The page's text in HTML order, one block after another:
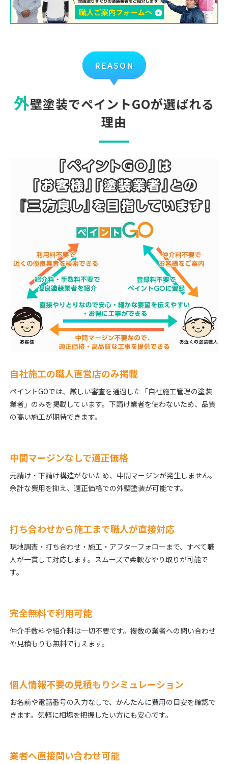
REASON
外壁塗装でペイントGOが選ばれる
理由
自社施工の職人直営店のみ掲載
ペイントGOでは、厳しい審査を通過した「自社施工管理の塗装
業者」のみを掲載しています。下請け業者を使わないため、品質
の高い施工が期待できます。
中間マージンなしで適正価格
元請け・下請け構造がないため、中間マージンが発生しません。
余計な費用を抑え、適正価格での外壁塗装が可能です。
打ち合わせから施工まで職人が直接対応
現地調査・打ち合わせ・施工・アフターフォローまで、すべて職
人が一貫して対応します。スムーズで柔軟なやり取りが可能で
す。
完全無料で利用可能
仲介手数料や紹介料は一切不要です。複数の業者への問い合わせ
や見積もりも無料で行えます。
個人情報不要の見積もりシミュレーション
お名前や電話番号の入力なしで、かんたんに費用の目安を確認で
きます。気軽に相場を把握したい方にも安心です。
業者へ直接問い合わせ可能